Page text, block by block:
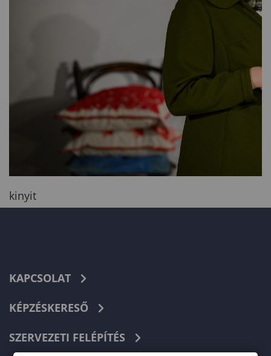
kinyit
KAPCSOLAT
KÉPZÉSKERESŐ
SZERVEZETI FELÉPÍTÉS